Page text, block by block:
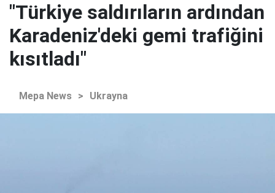
"Türkiye saldırıların ardından
Karadeniz'deki gemi trafiğini
kısıtladı"
Mepa News > Ukrayna